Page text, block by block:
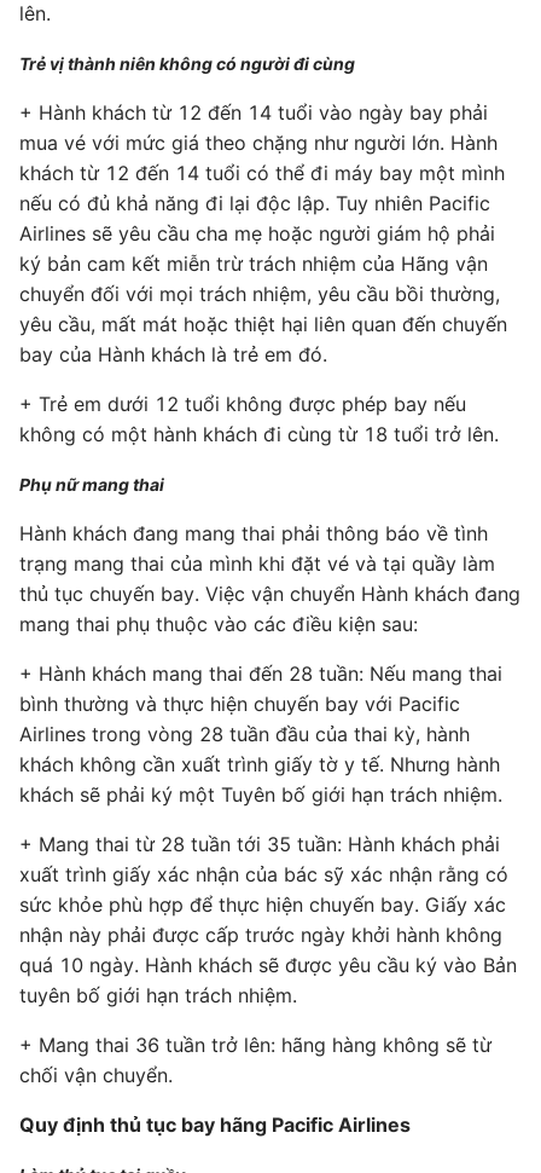
lên.
Trẻ vị thành niên không có người đi cùng
+ Hành khách từ 12 đến 14 tuổi vào ngày bay phải
mua vé với mức giá theo chặng như người lớn. Hành
khách từ 12 đến 14 tuổi có thể đi máy bay một mình
nếu có đủ khả năng đi lại độc lập. Tuy nhiên Pacific
Airlines sẽ yêu cầu cha mẹ hoặc người giám hộ phải
ký bản cam kết miễn trừ trách nhiệm của Hãng vận
chuyển đối với mọi trách nhiệm, yêu cầu bồi thường,
yêu cầu, mất mát hoặc thiệt hại liên quan đến chuyến
bay của Hành khách là trẻ em đó.
+ Trẻ em dưới 12 tuổi không được phép bay nếu
không có một hành khách đi cùng từ 18 tuổi trở lên.
Phụ nữ mang thai
Hành khách đang mang thai phải thông báo về tình
trạng mang thai của mình khi đặt vé và tại quầy làm
thủ tục chuyến bay. Việc vận chuyển Hành khách đang
mang thai phụ thuộc vào các điều kiện sau:
+ Hành khách mang thai đến 28 tuần: Nếu mang thai
bình thường và thực hiện chuyến bay với Pacific
Airlines trong vòng 28 tuần đầu của thai kỳ, hành
khách không cần xuất trình giấy tờ y tế. Nhưng hành
khách sẽ phải ký một Tuyên bố giới hạn trách nhiệm.
+ Mang thai từ 28 tuần tới 35 tuần: Hành khách phải
xuất trình giấy xác nhận của bác sỹ xác nhận rằng có
sức khỏe phù hợp để thực hiện chuyến bay. Giấy xác
nhận này phải được cấp trước ngày khởi hành không
quá 10 ngày. Hành khách sẽ được yêu cầu ký vào Bản
tuyên bố giới hạn trách nhiệm.
+ Mang thai 36 tuần trở lên: hãng hàng không sẽ từ
chối vận chuyển.
Quy định thủ tục bay hãng Pacific Airlines